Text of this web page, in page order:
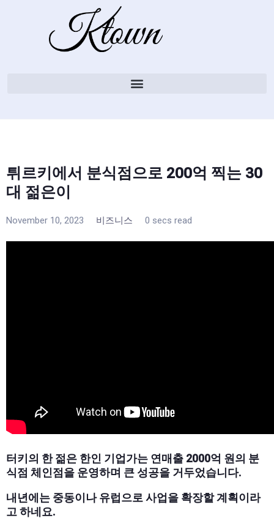
튀르키에서 분식점으로 200억 찍는 30
대 젊은이
November 10, 2023 비즈니스 0 secs read
터키의 한 젊은 한인 기업가는 연매출 2000억 원의 분
식점 체인점을 운영하며 큰 성공을 거두었습니다.
내년에는 중동이나 유럽으로 사업을 확장할 계획이라
고 하네요.